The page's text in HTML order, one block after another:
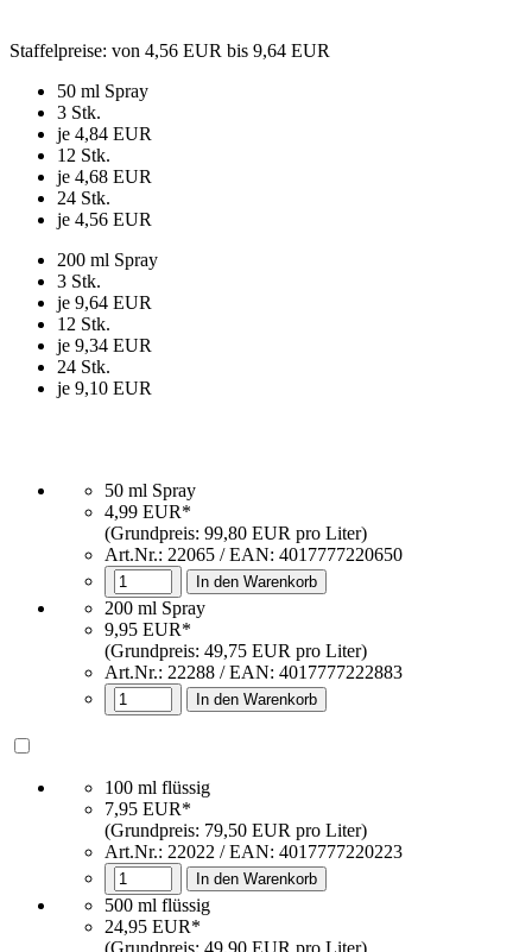
Staffelpreise: von 4,56 EUR bis 9,64 EUR
50 ml Spray
3 Stk.
je 4,84 EUR
12 Stk.
je 4,68 EUR
24 Stk.
je 4,56 EUR
200 ml Spray
3 Stk.
je 9,64 EUR
12 Stk.
je 9,34 EUR
24 Stk.
je 9,10 EUR
50 ml Spray
4,99 EUR*
(Grundpreis: 99,80 EUR pro Liter)
Art.Nr.: 22065 / EAN: 4017777220650
In den Warenkorb
200 ml Spray
9,95 EUR*
(Grundpreis: 49,75 EUR pro Liter)
Art.Nr.: 22288 / EAN: 4017777222883
In den Warenkorb
100 ml flüssig
7,95 EUR*
(Grundpreis: 79,50 EUR pro Liter)
Art.Nr.: 22022 / EAN: 4017777220223
In den Warenkorb
500 ml flüssig
24,95 EUR*
(Grundpreis: 49,90 EUR pro Liter)